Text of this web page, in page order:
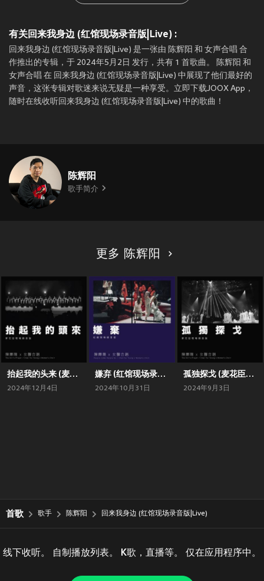
有关回来我身边 (红馆现场录音版|Live) :
回来我身边 (红馆现场录音版|Live) 是一张由 陈辉阳 和 女声合唱 合
作推出的专辑，于 2024年5月2日 发行，共有 1 首歌曲。 陈辉阳 和
女声合唱 在 回来我身边 (红馆现场录音版|Live) 中展现了他们最好的
声音，这张专辑对歌迷来说无疑是一种享受。立即下载JOOX App，
随时在线收听回来我身边 (红馆现场录音版|Live) 中的歌曲！
陈辉阳
歌手简介
更多 陈辉阳
抬起我的头来 (麦花臣现场录音版 / Live)
2024年12月4日
嫌弃 (红馆现场录音版 / Live)
2024年10月31日
孤独探戈 (麦花臣现场录音版 / Live)
2024年9月3日
首歌 歌手 陈辉阳 回来我身边 (红馆现场录音版|Live)
线下收听。 自制播放列表。 K歌，直播等。 仅在应用程序中。